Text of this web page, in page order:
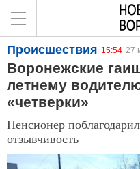
Происшествия 15:54 27
Воронежские
летнему
«четверки»
Пенсионер
отзывчивость